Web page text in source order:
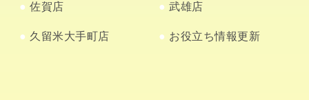
佐賀店 武雄店
久留米大手町店 お役立ち情報更新